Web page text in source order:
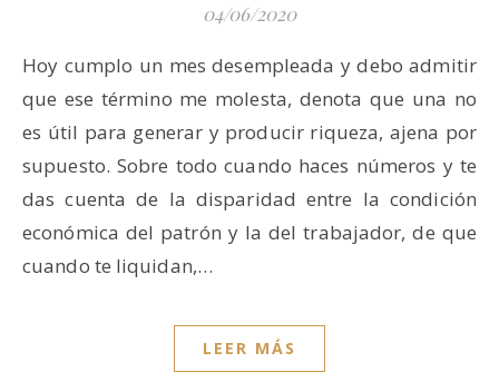
04/06/2020
Hoy cumplo un mes desempleada y debo admitir
que ese término me molesta, denota que una no
es útil para generar y producir riqueza, ajena por
supuesto. Sobre todo cuando haces números y te
das cuenta de la disparidad entre la condición
económica del patrón y la del trabajador, de que
cuando te liquidan,…
LEER MÁS